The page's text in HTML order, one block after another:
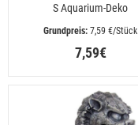
S Aquarium-Deko
7,59 €/Stück
7,59€